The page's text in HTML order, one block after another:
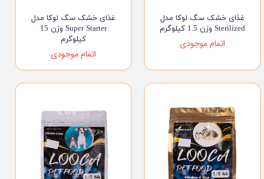
غذای خشک سگ لوکا مدل
Sterilized وزن 1.5 کیلوگرم
اتمام موجودی
غذای خشک سگ لوکا مدل
Super Starter وزن 15
کیلوگرم
اتمام موجودی